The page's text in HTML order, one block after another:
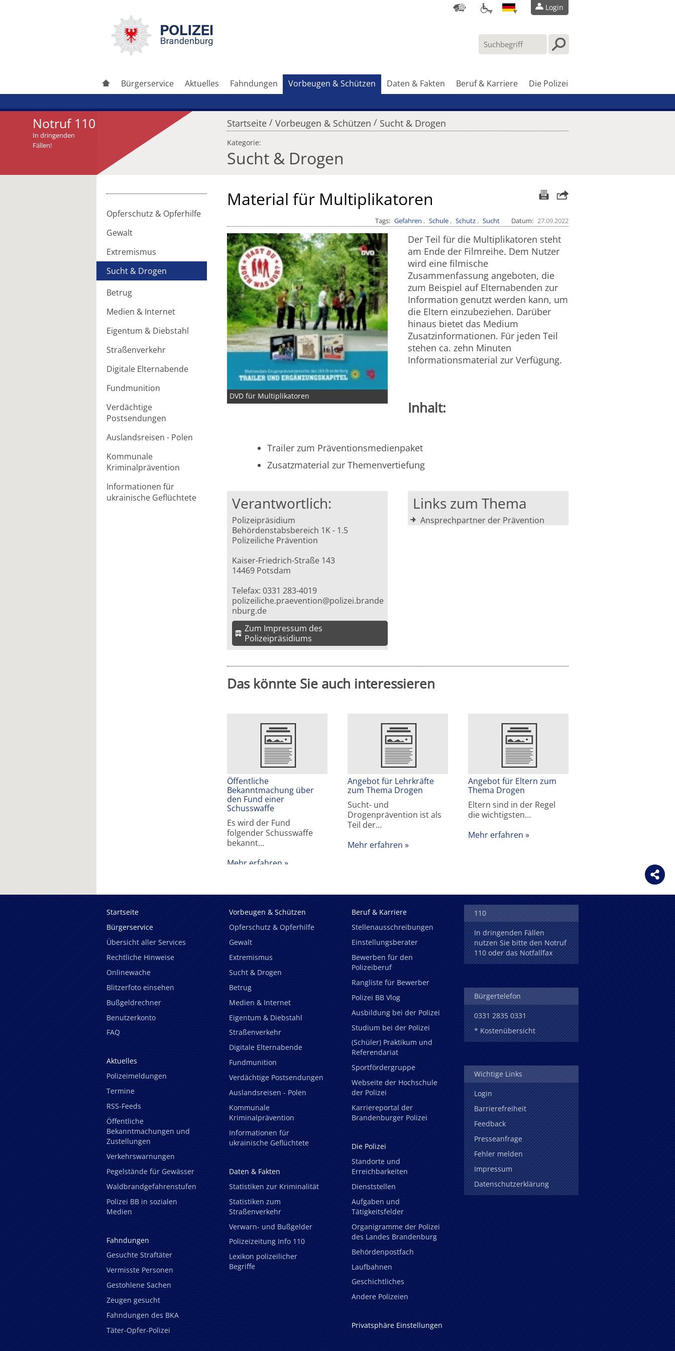
Login
Bürgerservice Aktuelles Fahndungen Vorbeugen & Schützen Daten & Fakten Beruf & Karriere Die Polizei
Notruf 110
In dringenden
Fällen!
Startseite / Vorbeugen & Schützen / Sucht & Drogen
Kategorie:
Sucht & Drogen
Opferschutz & Opferhilfe
Gewalt
Extremismus
Sucht & Drogen
Betrug
Medien & Internet
Eigentum & Diebstahl
Straßenverkehr
Digitale Elternabende
Fundmunition
Verdächtige
Postsendungen
Auslandsreisen - Polen
Kommunale
Kriminalprävention
Informationen für
ukrainische Geflüchtete
Artikel weiterleiten Material für Multiplikatoren
Tags Gefahren Schule Schutz Sucht Datum 27.09.2022
DVD für Multiplikatoren
Der Teil für die Multiplikatoren steht
am Ende der Filmreihe. Dem Nutzer
wird eine filmische
Zusammenfassung angeboten, die
zum Beispiel auf Elternabenden zur
Information genutzt werden kann, um
die Eltern einzubeziehen. Darüber
hinaus bietet das Medium
Zusatzinformationen. Für jeden Teil
stehen ca. zehn Minuten
Informationsmaterial zur Verfügung.
Inhalt:
Trailer zum Präventionsmedienpaket
Zusatzmaterial zur Themenvertiefung
Verantwortlich:
Polizeipräsidium
Behördenstabsbereich 1K - 1.5
Polizeiliche Prävention
Kaiser-Friedrich-Straße 143
14469 Potsdam
Telefax: 0331 283-4019
polizeiliche.praevention@polizei.brande
nburg.de
Zum Impressum des
Polizeipräsidiums
Links zum Thema
Ansprechpartner der Prävention
Das könnte Sie auch interessieren
Öffentliche
Bekanntmachung über
den Fund einer
Schusswaffe
Es wird der Fund
folgender Schusswaffe
bekannt…
Mehr erfahren
Angebot für Lehrkräfte
zum Thema Drogen
Sucht- und
Drogenprävention ist als
Teil der…
Mehr erfahren
Angebot für Eltern zum
Thema Drogen
Eltern sind in der Regel
die wichtigsten…
Mehr erfahren
Startseite
Bürgerservice
Übersicht aller Services
Rechtliche Hinweise
Onlinewache
Blitzerfoto einsehen
Bußgeldrechner
Benutzerkonto
FAQ
Aktuelles
Polizeimeldungen
Termine
RSS-Feeds
Öffentliche
Bekanntmachungen und
Zustellungen
Verkehrswarnungen
Pegelstände für Gewässer
Waldbrandgefahrenstufen
Polizei BB in sozialen
Medien
Fahndungen
Gesuchte Straftäter
Vermisste Personen
Gestohlene Sachen
Zeugen gesucht
Fahndungen des BKA
Täter-Opfer-Polizei
Vorbeugen & Schützen
Opferschutz & Opferhilfe
Gewalt
Extremismus
Sucht & Drogen
Betrug
Medien & Internet
Eigentum & Diebstahl
Straßenverkehr
Digitale Elternabende
Fundmunition
Verdächtige Postsendungen
Auslandsreisen - Polen
Kommunale
Kriminalprävention
Informationen für
ukrainische Geflüchtete
Daten & Fakten
Statistiken zur Kriminalität
Statistiken zum
Straßenverkehr
Verwarn- und Bußgelder
Polizeizeitung Info 110
Lexikon polizeilicher
Begriffe
Beruf & Karriere
Stellenausschreibungen
Einstellungsberater
Bewerben für den
Polizeiberuf
Rangliste für Bewerber
Polizei BB Vlog
Ausbildung bei der Polizei
Studium bei der Polizei
(Schüler) Praktikum und
Referendariat
Sportfördergruppe
Webseite der Hochschule
der Polizei
Karriereportal der
Brandenburger Polizei
Die Polizei
Standorte und
Erreichbarkeiten
Dienststellen
Aufgaben und
Tätigkeitsfelder
Organigramme der Polizei
des Landes Brandenburg
Behördenpostfach
Laufbahnen
Geschichtliches
Andere Polizeien
Privatsphäre Einstellungen
110
In dringenden Fällen
nutzen Sie bitte den Notruf
110 oder das Notfallfax
Bürgertelefon
0331 2835 0331
* Kostenübersicht
Wichtige Links
Login
Barrierefreiheit
Feedback
Presseanfrage
Fehler melden
Impressum
Datenschutzerklärung